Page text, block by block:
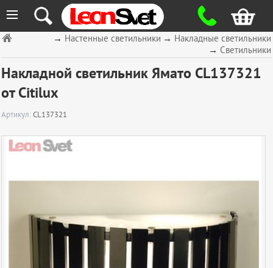
≡
→ Накладные светильники
→ Настенные светильники
→ Светильники
Накладной светильник Ямато CL137321
от Citilux
Артикул:CL137321